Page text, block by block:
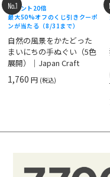
No.1
ポイント20倍
最大50%オフのくじ引きクーポ
ンが当たる（8/31まで）
自然の風景をかたどった
まいにちの手ぬぐい（5色
展開）｜Japan Craft
1,760円 (税込)